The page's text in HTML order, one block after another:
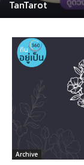
TanTarot
Archive